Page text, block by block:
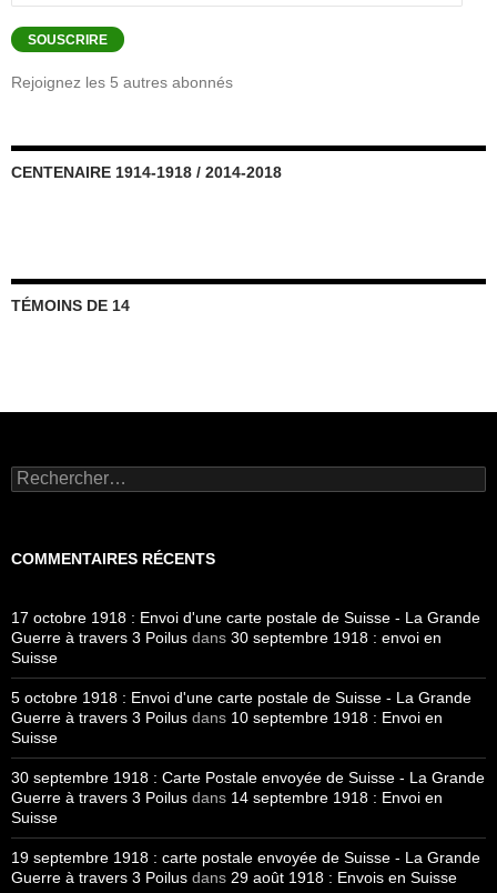
e-
mail
SOUSCRIRE
Rejoignez les 5 autres abonnés
CENTENAIRE 1914-1918 / 2014-2018
TÉMOINS DE 14
Rechercher :
COMMENTAIRES RÉCENTS
17 octobre 1918 : Envoi d'une carte postale de Suisse - La Grande
Guerre à travers 3 Poilus dans 30 septembre 1918 : envoi en
Suisse
5 octobre 1918 : Envoi d'une carte postale de Suisse - La Grande
Guerre à travers 3 Poilus dans 10 septembre 1918 : Envoi en
Suisse
30 septembre 1918 : Carte Postale envoyée de Suisse - La Grande
Guerre à travers 3 Poilus dans 14 septembre 1918 : Envoi en
Suisse
19 septembre 1918 : carte postale envoyée de Suisse - La Grande
Guerre à travers 3 Poilus dans 29 août 1918 : Envois en Suisse